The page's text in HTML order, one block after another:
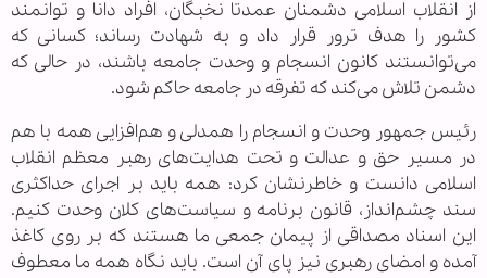
از انقلاب اسلامی دشمنان عمدتا نخبگان، افراد دانا و توانمند
کشور را هدف ترور قرار داد و به شهادت رساند؛ کسانی که
می‌توانستند کانون انسجام و وحدت جامعه باشند، در حالی که
دشمن تلاش می‌کند که تفرقه در جامعه حاکم شود.
رئیس جمهور وحدت و انسجام را همدلی و هم‌افزایی همه با هم
در مسیر حق و عدالت و تحت هدایت‌های رهبر معظم انقلاب
اسلامی دانست و خاطرنشان کرد: همه باید بر اجرای حداکثری
سند چشم‌انداز، قانون برنامه و سیاست‌های کلان وحدت کنیم.
این اسناد مصداقی از پیمان جمعی ما هستند که بر روی کاغذ
آمده و امضای رهبری نیز پای آن است. باید نگاه همه ما معطوف